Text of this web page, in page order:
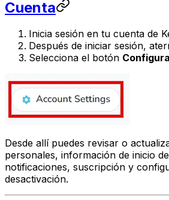
Cuenta
Inicia sesión en tu cuenta de
Después de iniciar sesión,
Selecciona el botón
Desde allí puedes revisar o
personales, información de inicio
notificaciones, suscripción y
desactivación.